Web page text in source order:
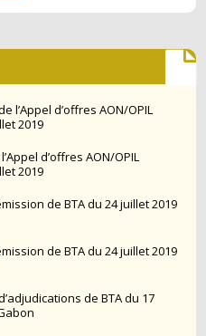
l’Appel d’offres AON/OPIL
2019
d’offres AON/OPIL
2019
de BTA du 24 juillet 2019
de BTA du 24 juillet 2019
de BTA du 17